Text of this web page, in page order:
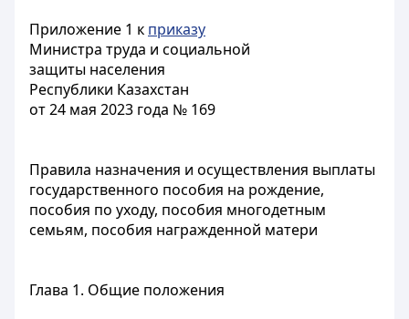
Приложение 1 к приказу
Министра труда и социальной
защиты населения
Республики Казахстан
от 24 мая 2023 года № 169
Правила назначения и осуществления выплаты
государственного пособия на рождение,
пособия по уходу, пособия многодетным
семьям, пособия награжденной матери
Глава 1. Общие положения